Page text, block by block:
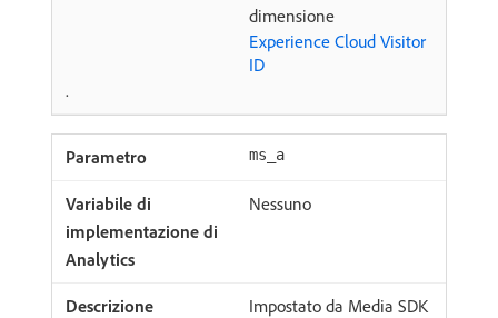
dimensione
Experience Cloud Visitor
ID
.
ms_a
Nessuno
Impostato da Media SDK